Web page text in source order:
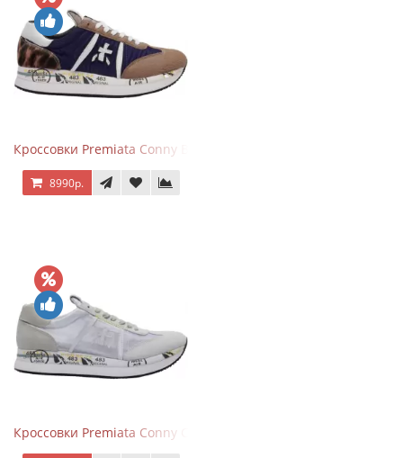
Кроссовки Premiata Conny Blue Brown
8990р.
Кроссовки Premiata Conny Combi Grey